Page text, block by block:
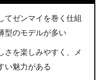
てゼンマイを巻く仕組
型のモデルが多い
さを楽しみやすく、メ
い魅力がある